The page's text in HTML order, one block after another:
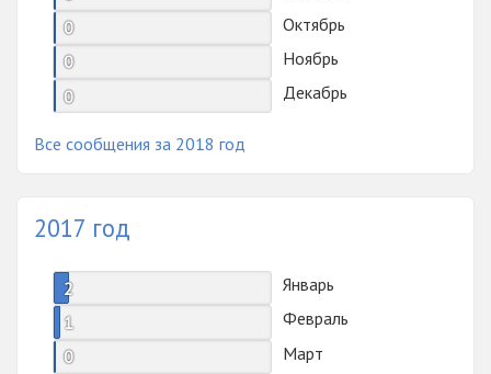
0
Октябрь
0
Ноябрь
0
Декабрь
Все сообщения за 2018 год
2017 год
2
Январь
1
Февраль
0
Март